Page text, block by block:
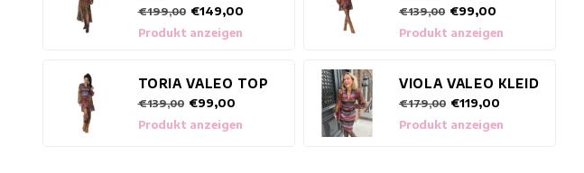
€199,00 €149,00
Produkt anzeigen
€139,00 €99,00
Produkt anzeigen
TORIA VALEO TOP
€139,00 €99,00
Produkt anzeigen
VIOLA VALEO KLEID
€179,00 €119,00
Produkt anzeigen